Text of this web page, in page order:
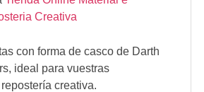
Creativa
con forma de casco de Darth
ideal para vuestras
creativa.